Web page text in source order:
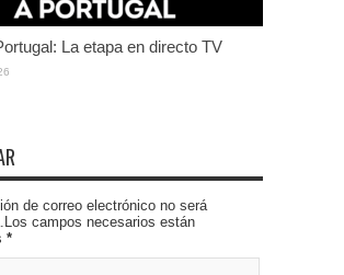
La etapa en directo TV
de correo electrónico no será
campos necesarios están
*